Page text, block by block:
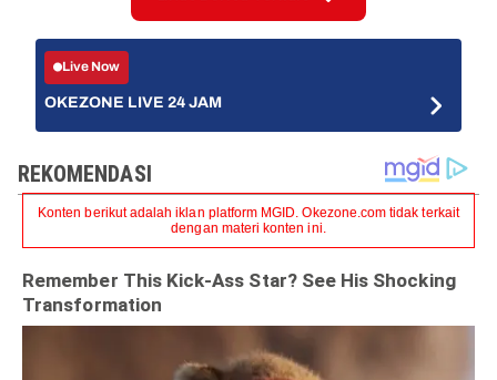
Live Now
OKEZONE LIVE 24 JAM